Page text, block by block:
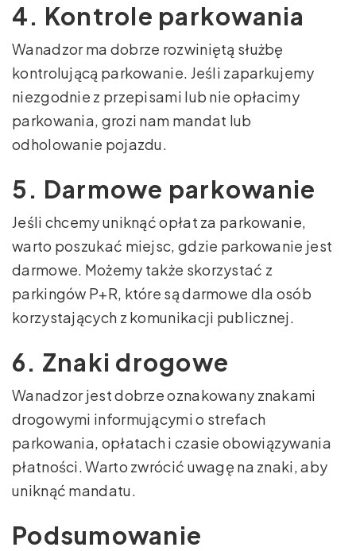
4. Kontrole parkowania
Wanadzor ma dobrze rozwiniętą służbę
kontrolującą parkowanie. Jeśli zaparkujemy
niezgodnie z przepisami lub nie opłacimy
parkowania, grozi nam mandat lub
odholowanie pojazdu.
5. Darmowe parkowanie
Jeśli chcemy uniknąć opłat za parkowanie,
warto poszukać miejsc, gdzie parkowanie jest
darmowe. Możemy także skorzystać z
parkingów P+R, które są darmowe dla osób
korzystających z komunikacji publicznej.
6. Znaki drogowe
Wanadzor jest dobrze oznakowany znakami
drogowymi informującymi o strefach
parkowania, opłatach i czasie obowiązywania
płatności. Warto zwrócić uwagę na znaki, aby
uniknąć mandatu.
Podsumowanie